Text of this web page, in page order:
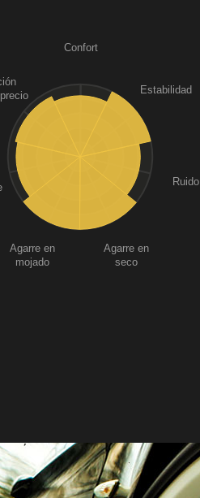
Confort
Estabilidad
Ruido
Agarre en
seco
Agarre en
mojado